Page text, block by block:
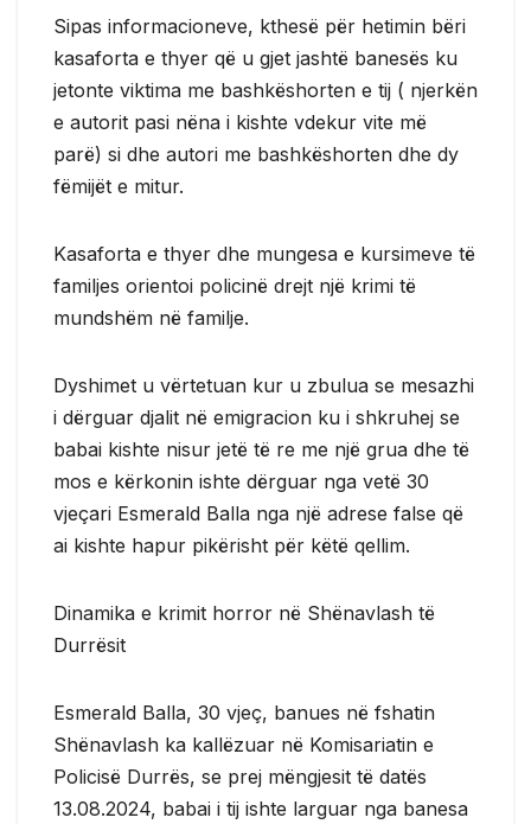
Sipas informacioneve, kthesë për hetimin bëri
kasaforta e thyer që u gjet jashtë banesës ku
jetonte viktima me bashkëshorten e tij ( njerkën
e autorit pasi nëna i kishte vdekur vite më
parë) si dhe autori me bashkëshorten dhe dy
fëmijët e mitur.
Kasaforta e thyer dhe mungesa e kursimeve të
familjes orientoi policinë drejt një krimi të
mundshëm në familje.
Dyshimet u vërtetuan kur u zbulua se mesazhi
i dërguar djalit në emigracion ku i shkruhej se
babai kishte nisur jetë të re me një grua dhe të
mos e kërkonin ishte dërguar nga vetë 30
vjeçari Esmerald Balla nga një adrese false që
ai kishte hapur pikërisht për këtë qellim.
Dinamika e krimit horror në Shënavlash të
Durrësit
Esmerald Balla, 30 vjeç, banues në fshatin
Shënavlash ka kallëzuar në Komisariatin e
Policisë Durrës, se prej mëngjesit të datës
13.08.2024, babai i tij ishte larguar nga banesa